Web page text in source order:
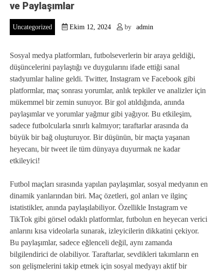
ve Paylaşımlar
Uncategorized Ekim 12, 2024 by admin
Sosyal medya platformları, futbolseverlerin bir araya geldiği,
düşüncelerini paylaştığı ve duygularını ifade ettiği sanal
stadyumlar haline geldi. Twitter, Instagram ve Facebook gibi
platformlar, maç sonrası yorumlar, anlık tepkiler ve analizler için
mükemmel bir zemin sunuyor. Bir gol atıldığında, anında
paylaşımlar ve yorumlar yağmur gibi yağıyor. Bu etkileşim,
sadece futbolcularla sınırlı kalmıyor; taraftarlar arasında da
büyük bir bağ oluşturuyor. Bir düşünün, bir maçta yaşanan
heyecanı, bir tweet ile tüm dünyaya duyurmak ne kadar
etkileyici!
Futbol maçları sırasında yapılan paylaşımlar, sosyal medyanın en
dinamik yanlarından biri. Maç özetleri, gol anları ve ilginç
istatistikler, anında paylaşılabiliyor. Özellikle Instagram ve
TikTok gibi görsel odaklı platformlar, futbolun en heyecan verici
anlarını kısa videolarla sunarak, izleyicilerin dikkatini çekiyor.
Bu paylaşımlar, sadece eğlenceli değil, aynı zamanda
bilgilendirici de olabiliyor. Taraftarlar, sevdikleri takımların en
son gelişmelerini takip etmek için sosyal medyayı aktif bir